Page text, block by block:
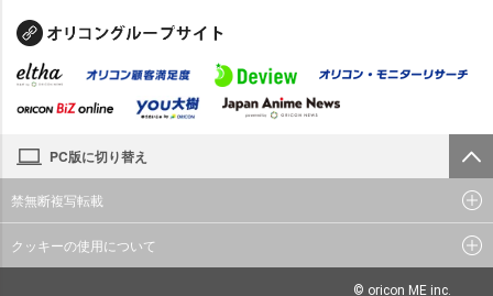
PC版に切り替え
禁無断複写転載
クッキーの使用について
© oricon ME inc.